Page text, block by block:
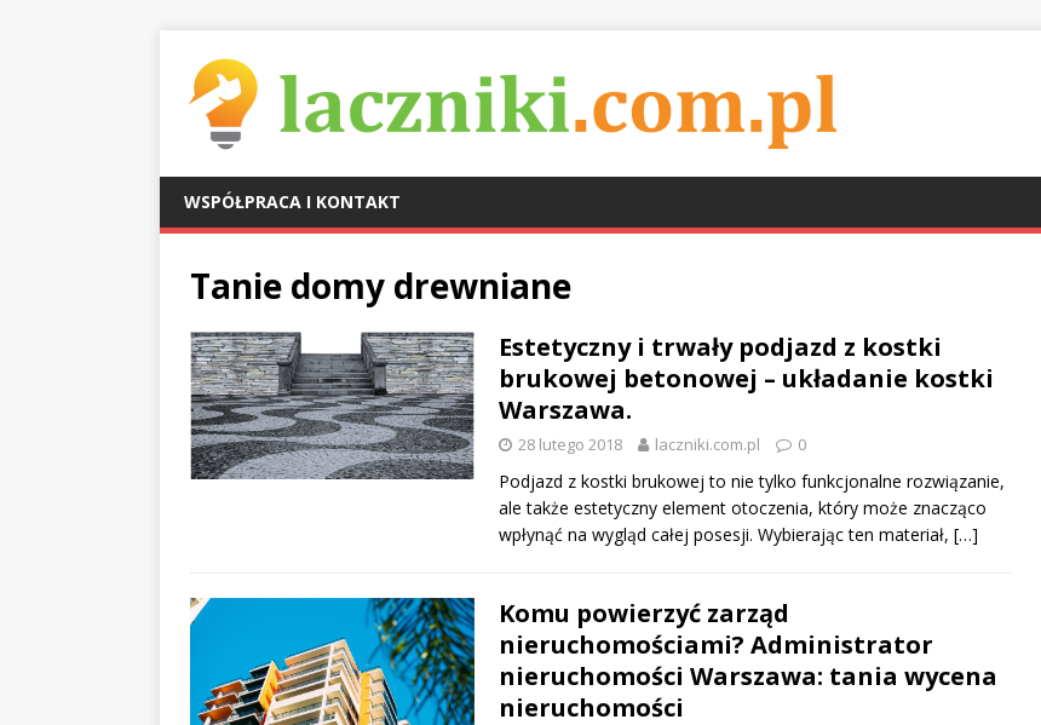
WSPÓŁPRACA I KONTAKT
Tanie domy drewniane
Estetyczny i trwały podjazd z kostki
brukowej betonowej – układanie kostki
Warszawa.
28 lutego 2018 laczniki.com.pl 0
Podjazd z kostki brukowej to nie tylko funkcjonalne rozwiązanie,
ale także estetyczny element otoczenia, który może znacząco
wpłynąć na wygląd całej posesji. Wybierając ten materiał, […]
Komu powierzyć zarząd
nieruchomościami? Administrator
nieruchomości Warszawa: tania wycena
nieruchomości